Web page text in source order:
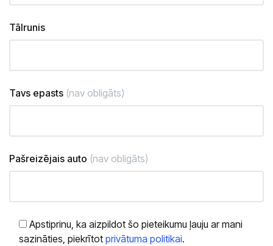
Tālrunis
Tavs epasts (nav obligāts)
Pašreizējais auto (nav obligāts)
Apstiprinu, ka aizpildot šo pieteikumu ļauju ar mani
sazināties, piekrītot privātuma politikai.